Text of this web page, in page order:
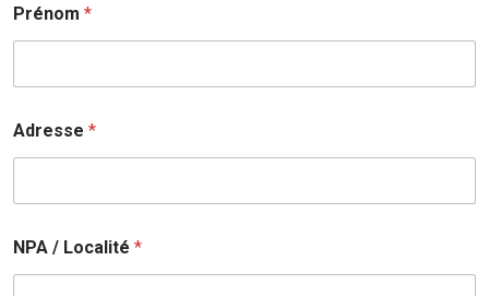
Prénom *
Adresse *
NPA / Localité *